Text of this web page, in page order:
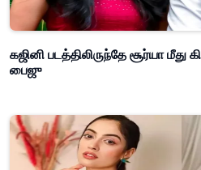
கஜினி படத்திலிருந்தே சூர்யா மீது
பைஜு